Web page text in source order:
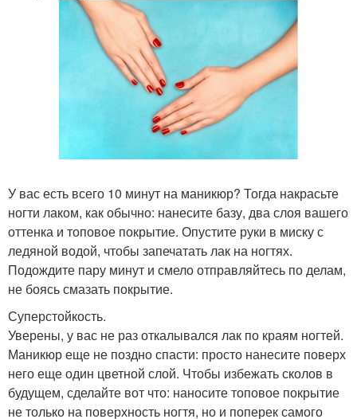
У вас есть всего 10 минут на маникюр? Тогда накрасьте
ногти лаком, как обычно: нанесите базу, два слоя вашего
оттенка и топовое покрытие. Опустите руки в миску с
ледяной водой, чтобы запечатать лак на ногтях.
Подождите пару минут и смело отправляйтесь по делам,
не боясь смазать покрытие.
Суперстойкость.
Уверены, у вас не раз откалывался лак по краям ногтей.
Маникюр еще не поздно спасти: просто нанесите поверх
него еще один цветной слой. Чтобы избежать сколов в
будущем, сделайте вот что: наносите топовое покрытие
не только на поверхность ногтя, но и поперек самого